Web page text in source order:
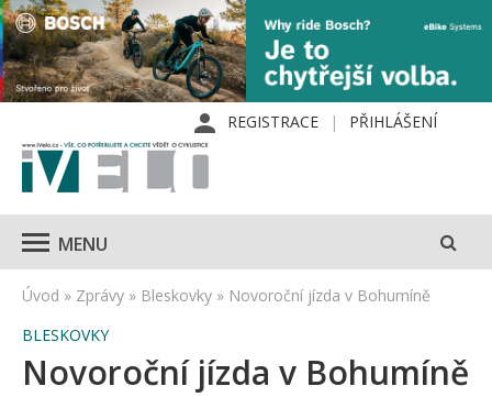
REGISTRACE PŘIHLÁŠENÍ
MENU
Úvod » Zprávy » Bleskovky » Novoroční jízda v Bohumíně
BLESKOVKY
Novoroční jízda v Bohumíně